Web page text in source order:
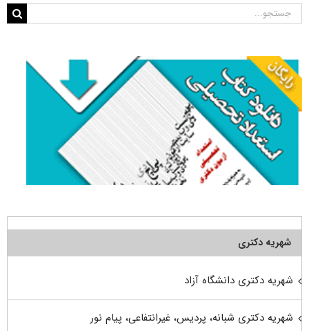
جستجو
شهریه دکتری
شهریه دکتری دانشگاه آزاد
شهریه دکتری شبانه، پردیس، غیرانتفاعی، پیام نور